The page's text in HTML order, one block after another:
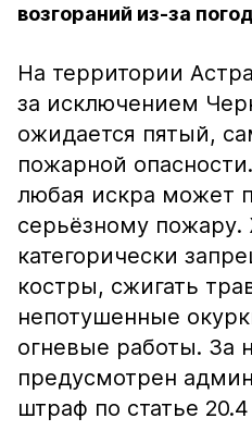
возгораний из-за
На территории
за исключением
ожидается пятый,
пожарной
любая искра может
серьёзному
категорически
костры, сжигать
непотушенные
огневые работы. За
предусмотрен
штраф по статье